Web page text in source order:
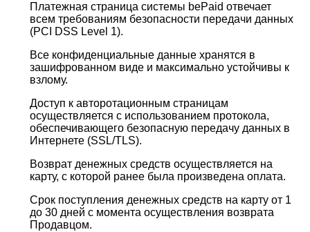
Платежная страница системы bePaid отвечает
всем требованиям безопасности передачи данных
(PCI DSS Level 1).
Все конфиденциальные данные хранятся в
зашифрованном виде и максимально устойчивы к
взлому.
Доступ к авторотационным страницам
осуществляется с использованием протокола,
обеспечивающего безопасную передачу данных в
Интернетe (SSL/TLS).
Возврат денежных средств осуществляется на
карту, с которой ранее была произведена оплата.
Срок поступления денежных средств на карту от 1
до 30 дней с момента осуществления возврата
Продавцом.